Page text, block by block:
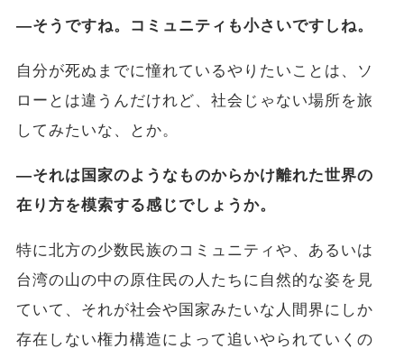
―そうですね。コミュニティも小さいですしね。
自分が死ぬまでに憧れているやりたいことは、ソ
ローとは違うんだけれど、社会じゃない場所を旅
してみたいな、とか。
―それは国家のようなものからかけ離れた世界の
在り方を模索する感じでしょうか。
特に北方の少数民族のコミュニティや、あるいは
台湾の山の中の原住民の人たちに自然的な姿を見
ていて、それが社会や国家みたいな人間界にしか
存在しない権力構造によって追いやられていくの